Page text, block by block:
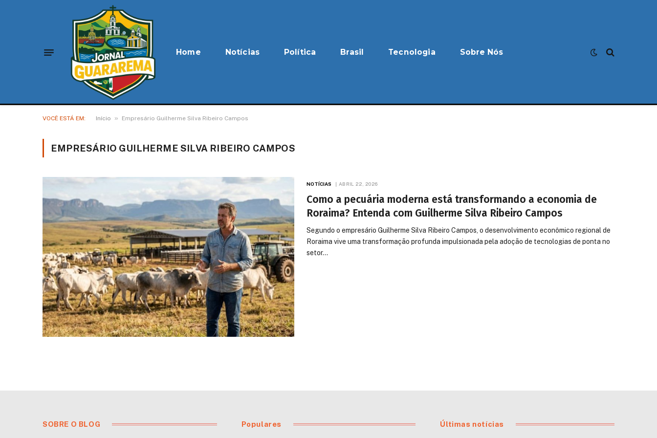
Home Notícias Política Brasil Tecnologia Sobre Nós
VOCÊ ESTÁ EM: Início » Empresário Guilherme Silva Ribeiro Campos
EMPRESÁRIO GUILHERME SILVA RIBEIRO CAMPOS
NOTÍCIAS ABRIL 22, 2026
Como a pecuária moderna está transformando a economia de
Roraima? Entenda com Guilherme Silva Ribeiro Campos
Segundo o empresário Guilherme Silva Ribeiro Campos, o desenvolvimento econômico regional de
Roraima vive uma transformação profunda impulsionada pela adoção de tecnologias de ponta no
setor…
SOBRE O BLOG Populares Últimas notícias